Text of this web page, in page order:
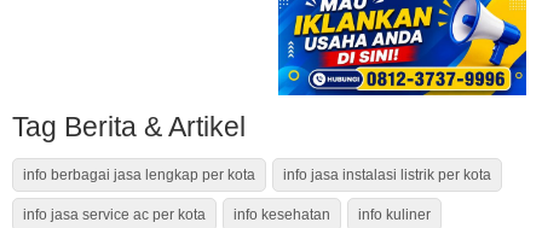
Tag Berita & Artikel
info berbagai jasa lengkap per kota info jasa instalasi listrik per kota
info jasa service ac per kota info kesehatan info kuliner